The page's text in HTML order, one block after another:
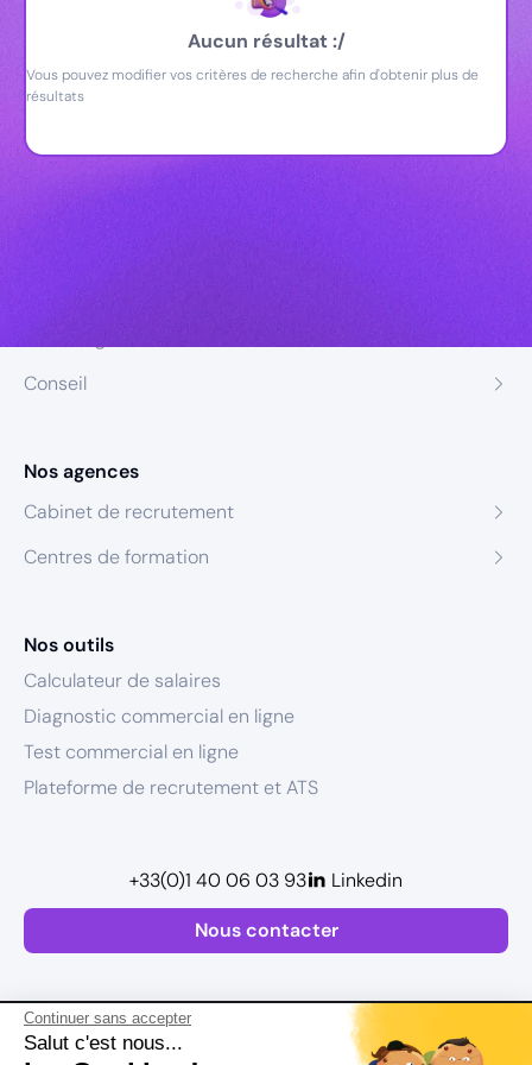
Continuer sans accepter
Salut c'est nous...
Aucun résultat :/
Vous pouvez modifier vos critères de recherche afin d'obtenir plus de
résultats
Conseil
Nos agences
Cabinet de recrutement
Centres de formation
Nos outils
Calculateur de salaires
Diagnostic commercial en ligne
Test commercial en ligne
Plateforme de recrutement et ATS
Nous contacter
+33(0)1 40 06 03 93 Linkedin